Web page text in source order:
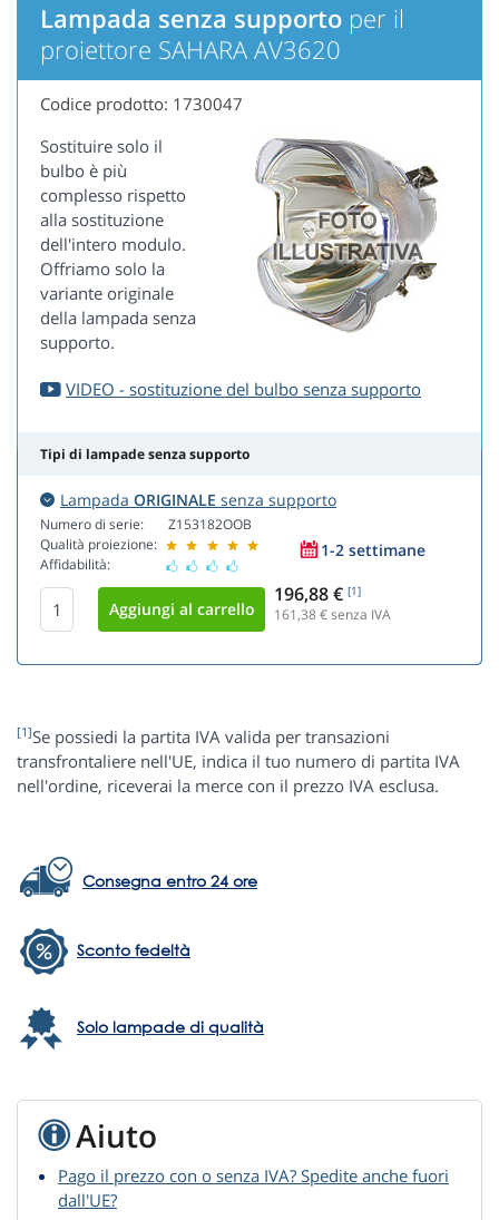
Lampada senza supporto per il
proiettore SAHARA AV3620
Codice prodotto: 1730047
Sostituire solo il
bulbo è più
complesso rispetto
alla sostituzione
dell'intero modulo.
Offriamo solo la
variante originale
della lampada senza
supporto.
VIDEO - sostituzione del bulbo senza supporto
Tipi di lampade senza supporto
Lampada ORIGINALE senza supporto
Numero di serie:
Qualità proiezione:
Affidabilità:
Z153182OOB
1-2 settimane
196,88 € [1]
161,38€ senza IVA
[1]Se possiedi la partita IVA valida per transazioni
transfrontaliere nell'UE, indica il tuo numero di partita IVA
nell'ordine, riceverai la merce con il prezzo IVA esclusa.
Consegna entro 24 ore
Sconto fedeltà
Solo lampade di qualità
Aiuto
Pago il prezzo con o senza IVA? Spedite anche fuori
dall'UE?